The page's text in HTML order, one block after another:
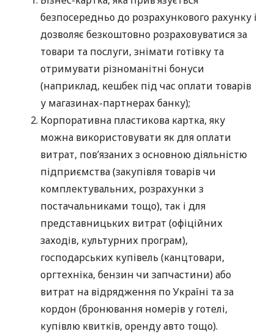
безпосередньо до розрахункового рахунку і
дозволяє безкоштовно розраховуватися за
товари та послуги, знімати готівку та
отримувати різноманітні бонуси
(наприклад, кешбек під час оплати товарів
у магазинах-партнерах банку);
Корпоративна пластикова картка, яку
можна використовувати як для оплати
витрат, пов’язаних з основною діяльністю
підприємства (закупівля товарів чи
комплектувальних, розрахунки з
постачальниками тощо), так і для
представницьких витрат (офіційних
заходів, культурних програм),
господарських купівель (канцтовари,
оргтехніка, бензин чи запчастини) або
витрат на відрядження по Україні та за
кордон (бронювання номерів у готелі,
купівлю квитків, оренду авто тощо).